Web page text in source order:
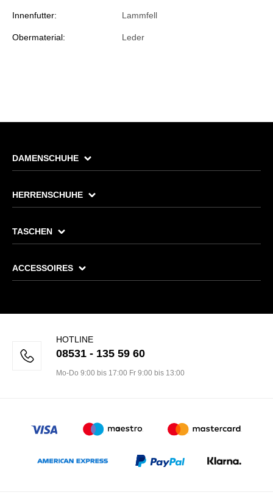
Innenfutter: Lammfell
Obermaterial: Leder
DAMENSCHUHE
HERRENSCHUHE
TASCHEN
ACCESSOIRES
HOTLINE
08531 - 135 59 60
Mo-Do 9:00 bis 17:00 Fr 9:00 bis 13:00